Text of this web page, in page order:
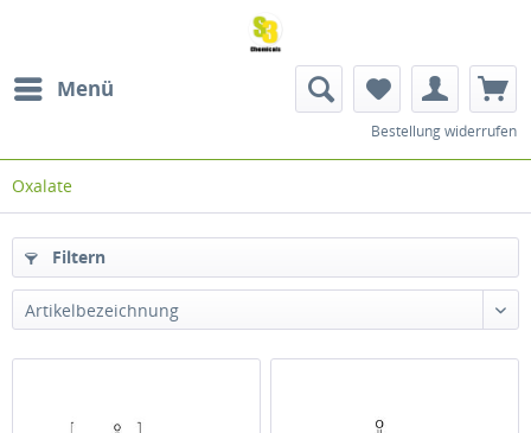
Menü
Bestellung widerrufen
Oxalate
Filtern
Artikelbezeichnung